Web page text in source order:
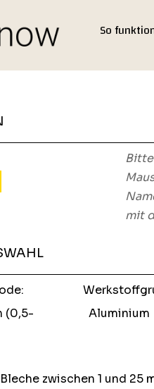
So
mit
(0,5-
Aluminium
Bleche zwischen 1 und 25